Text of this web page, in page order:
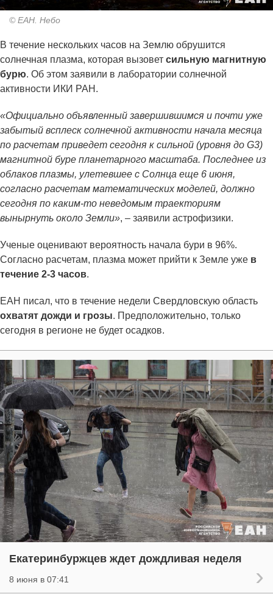
© ЕАН. Небо
В течение нескольких часов на Землю обрушится
солнечная плазма, которая вызовет сильную магнитную
бурю. Об этом заявили в лаборатории солнечной
активности ИКИ РАН.
«Официально объявленный завершившимся и почти уже
забытый всплеск солнечной активности начала месяца
по расчетам приведет сегодня к сильной (уровня до G3)
магнитной буре планетарного масштаба. Последнее из
облаков плазмы, улетевшее с Солнца еще 6 июня,
согласно расчетам математических моделей, должно
сегодня по каким-то неведомым траекториям
вынырнуть около Земли», – заявили астрофизики.
Ученые оценивают вероятность начала бури в 96%.
Согласно расчетам, плазма может прийти к Земле уже в
течение 2-3 часов.
ЕАН писал, что в течение недели Свердловскую область
охватят дожди и грозы. Предположительно, только
сегодня в регионе не будет осадков.
Екатеринбуржцев ждет дождливая неделя
8 июня в 07:41